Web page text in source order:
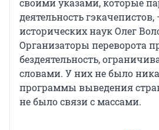
своими указами, которые
деятельность
исторических наук Олег
Организаторы переворота
бездеятельность,
словами. У них не было
программы выведения
не было связи с массами.